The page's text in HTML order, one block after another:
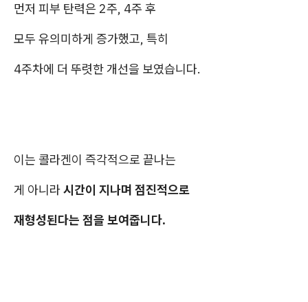
먼저 피부 탄력은 2주, 4주 후
모두 유의미하게 증가했고, 특히
4주차에 더 뚜렷한 개선을 보였습니다.
이는 콜라겐이 즉각적으로 끝나는
게 아니라시간이 지나며 점진적으로
재형성된다는 점을 보여줍니다.